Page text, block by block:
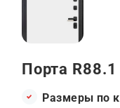
Порта R88.1
Размеры по